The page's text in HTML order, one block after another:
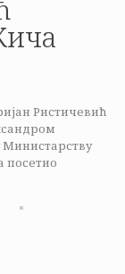
Ристичевић
посетио